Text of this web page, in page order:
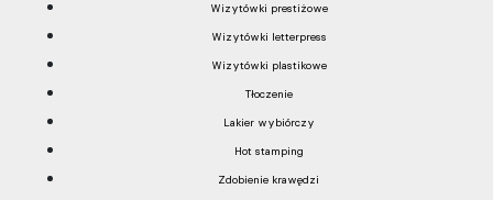
Wizytówki prestiżowe
Wizytówki letterpress
Wizytówki plastikowe
Tłoczenie
Lakier wybiórczy
Hot stamping
Zdobienie krawędzi